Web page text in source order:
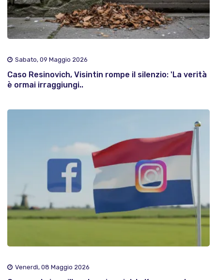
Sabato, 09 Maggio 2026
Caso Resinovich, Visintin rompe il silenzio: 'La verità
è ormai irraggiungi..
Venerdì, 08 Maggio 2026